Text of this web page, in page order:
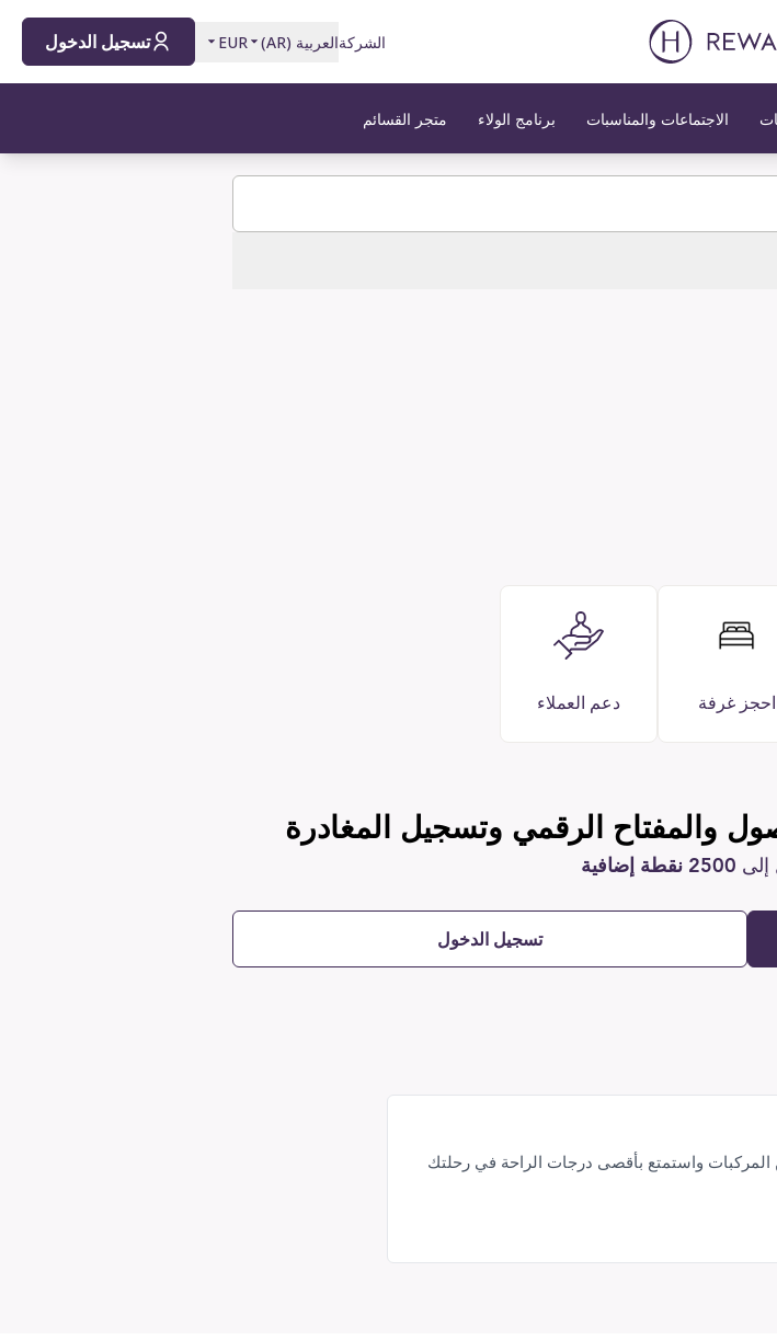
الشركةالعربية (
AR
)
EUR تسجيل الدخول
الاجتماعات والمناسبات برنامج الولاء متجر القسائم
احجز غرفة دعم العملاء
والمفتاح الرقمي وتسجيل المغادرة
2500 نقطة إضافية
تسجيل الدخول
واستمتع بأقصى درجات الراحة في رحلتك